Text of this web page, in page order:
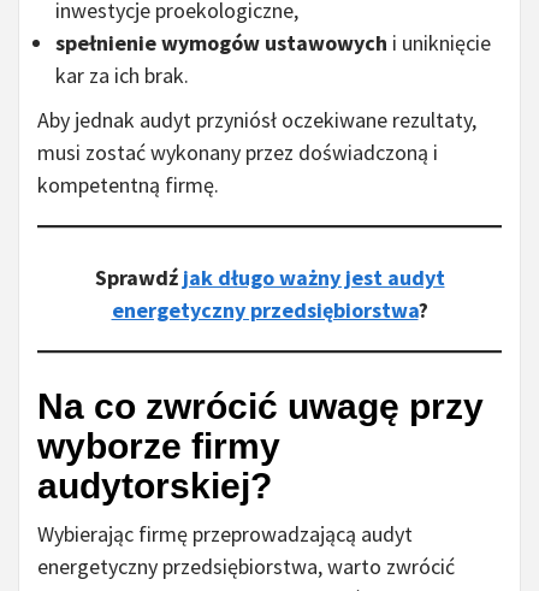
inwestycje proekologiczne,
spełnienie wymogów ustawowych i uniknięcie
kar za ich brak.
Aby jednak audyt przyniósł oczekiwane rezultaty,
musi zostać wykonany przez doświadczoną i
kompetentną firmę.
Sprawdź jak długo ważny jest audyt
energetyczny przedsiębiorstwa?
Na co zwrócić uwagę przy
wyborze firmy
audytorskiej?
Wybierając firmę przeprowadzającą audyt
energetyczny przedsiębiorstwa, warto zwrócić